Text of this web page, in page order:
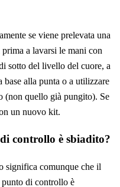
se viene prelevata una
a lavarsi le mani con
sotto del livello del cuore, a
base alla punta o a utilizzare
(non quello già pungito). Se
un nuovo kit.
controllo è sbiadito?
significa comunque che il
punto di controllo è